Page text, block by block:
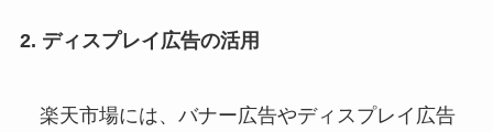
2. ディスプレイ広告の活用
楽天市場には、バナー広告やディスプレイ広告